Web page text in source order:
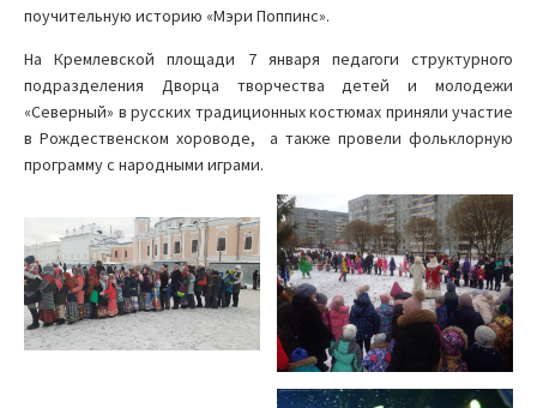
поучительную историю «Мэри Поппинс».
На Кремлевской площади 7 января педагоги структурного
подразделения Дворца творчества детей и молодежи
«Северный» в русских традиционных костюмах приняли участие
в Рождественском хороводе, а также провели фольклорную
программу с народными играми.